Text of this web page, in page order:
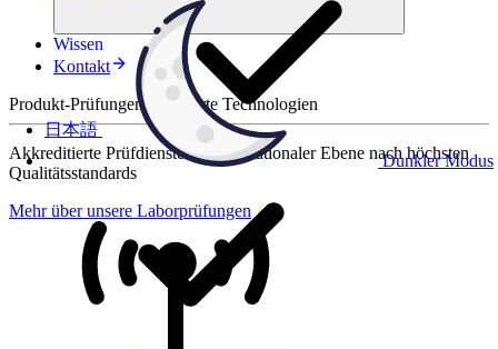
Dunkler Modus
日本語
Wissen
Kontakt
Produkt-Prüfungen für smarte Technologien
Akkreditierte Prüfdienste auf internationaler Ebene nach höchsten
Qualitätsstandards
Mehr über unsere Laborprüfungen